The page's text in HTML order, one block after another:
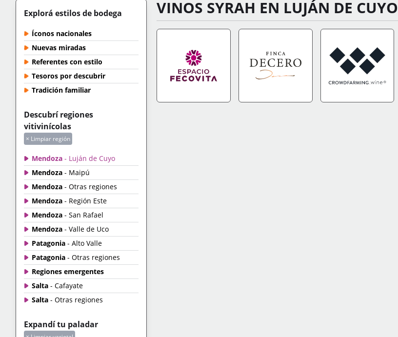
Explorá estilos de bodega
Íconos nacionales
Nuevas miradas
Referentes con estilo
Tesoros por descubrir
Tradición familiar
Descubrí regiones
vitivinícolas
× Limpiar región
Mendoza - Luján de Cuyo
Mendoza - Maipú
Mendoza - Otras regiones
Mendoza - Región Este
Mendoza - San Rafael
Mendoza - Valle de Uco
Patagonia - Alto Valle
Patagonia - Otras regiones
Regiones emergentes
Salta - Cafayate
Salta - Otras regiones
Expandí tu paladar
VINOS SYRAH EN LUJÁN DE CUYO